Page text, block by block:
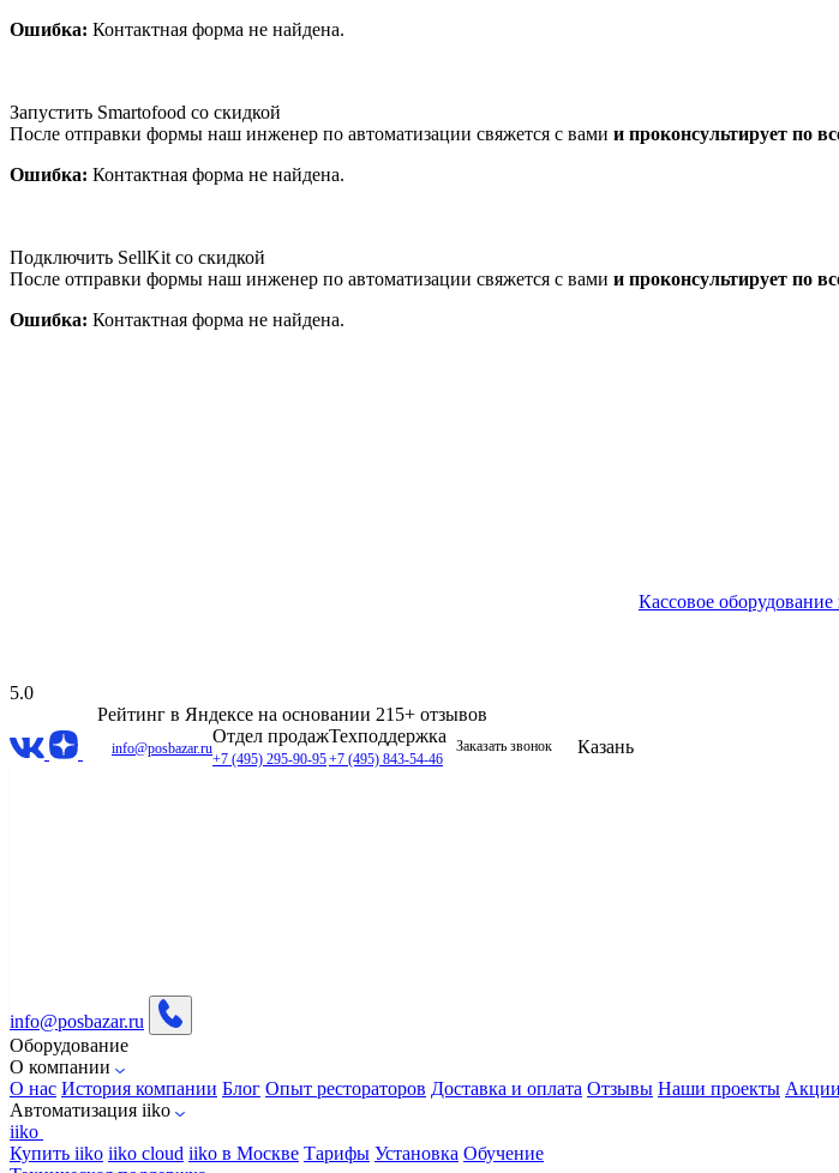
Ошибка: Контактная форма не найдена.
Запустить Smartofood со скидкой
После отправки формы наш инженер по автоматизации свяжется с вами и проконсультирует по
Ошибка: Контактная форма не найдена.
Подключить SellKit со скидкой
После отправки формы наш инженер по автоматизации свяжется с вами и проконсультирует по
Ошибка: Контактная форма не найдена.
Кассовое
5.0
Рейтинг в Яндексе на основании 215+ отзывов
info@posbazar.ru
Отдел продаж
+7 (495) 295-90-95
Техподдержка
+7 (495) 843-54-46
Заказать звонок Казань
info@posbazar.ru
Оборудование
О компании
О нас История компании Блог Опыт рестораторов Доставка и оплата Отзывы Наши проекты Акции
Автоматизация iiko
iiko
Купить iiko iiko cloud iiko в Москве Тарифы Установка Обучение